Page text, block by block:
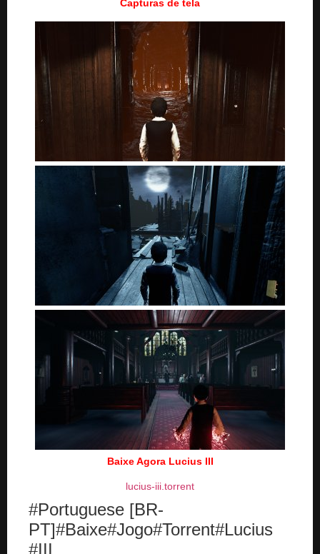
Capturas de tela
Baixe Agora Lucius III
lucius-iii.torrent
#Portuguese [BR-
PT]#Baixe#Jogo#Torrent#Lucius
#III